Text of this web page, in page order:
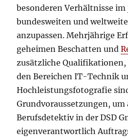
besonderen Verhältnisse
bundesweiten und
anzupassen. Mehrjährige
geheimen Beschatten und
zusätzliche Qualifikationen,
den Bereichen IT-Technik
Hochleistungsfotografie
Grundvoraussetzungen,
Berufsdetektiv in der DSD
eigenverantwortlich